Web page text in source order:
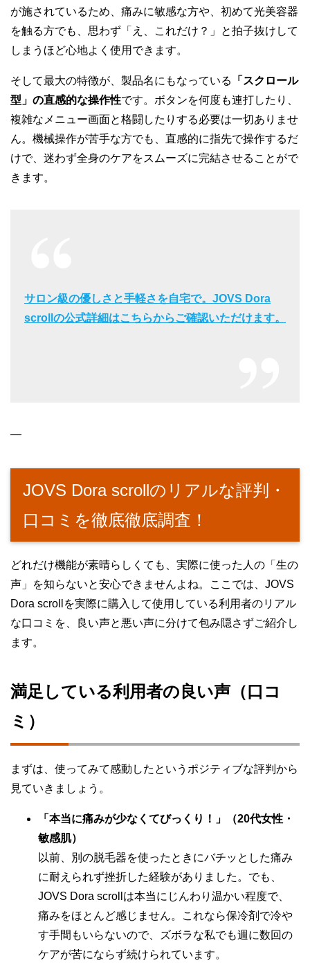
が施されているため、痛みに敏感な方や、初めて光美容器
を触る方でも、思わず「え、これだけ？」と拍子抜けして
しまうほど心地よく使用できます。
そして最大の特徴が、製品名にもなっている
「スクロール
型」の直感的な操作性です。ボタンを何度も連打したり、
複雑なメニュー画面と格闘したりする必要は一切ありませ
ん。機械操作が苦手な方でも、直感的に指先で操作するだ
けで、迷わず全身のケアをスムーズに完結させることがで
きます。
サロン級の優しさと手軽さを自宅で。JOVS Dora
scrollの公式詳細はこちらからご確認いただけます。
—
JOVS Dora scrollのリアルな評判・
口コミを徹底徹底調査！
どれだけ機能が素晴らしくても、実際に使った人の「生の
声」を知らないと安心できませんよね。ここでは、JOVS
Dora scrollを実際に購入して使用している利用者のリアル
な口コミを、良い声と悪い声に分けて包み隠さずご紹介し
ます。
満足している利用者の良い声（口コ
ミ）
まずは、使ってみて感動したというポジティブな評判から
見ていきましょう。
「本当に痛みが少なくてびっくり！」（20代女性・
敏感肌）
以前、別の脱毛器を使ったときにバチッとした痛み
に耐えられず挫折した経験がありました。でも、
JOVS Dora scrollは本当にじんわり温かい程度で、
痛みをほとんど感じません。これなら保冷剤で冷や
す手間もいらないので、ズボラな私でも週に数回の
ケアが苦にならず続けられています。